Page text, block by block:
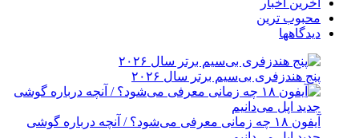
آخرین اخبار
محبوب ترین
دیدگاهها
پنج هندزفری بی‌سیم برتر سال ۲۰۲۶
آیفون ۱۸ چه زمانی معرفی می‌شود؟ / آنچه درباره گوشی